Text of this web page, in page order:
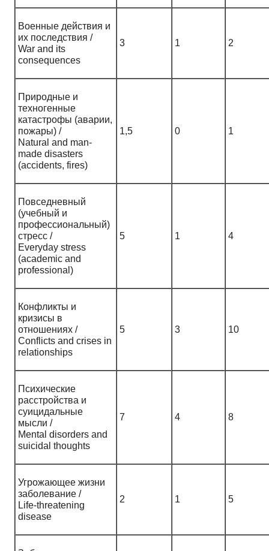
Военные действия и
их последствия /
War and its
consequences
3 1 2
Природные и
техногенные
катастрофы (аварии,
пожары) /
Natural and man-
made disasters
(accidents, fires)
1,5 0 1
Повседневный
(учебный и
профессиональный)
стресс /
Everyday stress
(academic and
professional)
5 1 4
Конфликты и
кризисы в
отношениях /
Conflicts and crises in
relationships
5 3 10
Психические
расстройства и
суицидальные
мысли /
Mental disorders and
suicidal thoughts
7 4 8
Угрожающее жизни
заболевание /
Life-threatening
disease
2 1 5